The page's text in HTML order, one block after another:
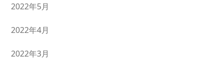
2022年5月
2022年4月
2022年3月